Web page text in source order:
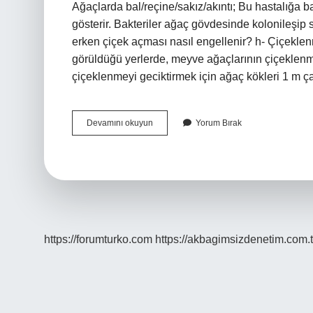
Ağaçlarda bal/reçine/sakız/akıntı; Bu hastalığa
gösterir. Bakteriler ağaç gövdesinde kolonileşip
erken çiçek açması nasıl engellenir? h-
görüldüğü yerlerde, meyve ağaçlarının
çiçeklenmeyi geciktirmek için ağaç kökleri 1 m
Devamını okuyun Ağaçlarda
Zamklanma
Yorum Bırak
https://forumturko.com https://